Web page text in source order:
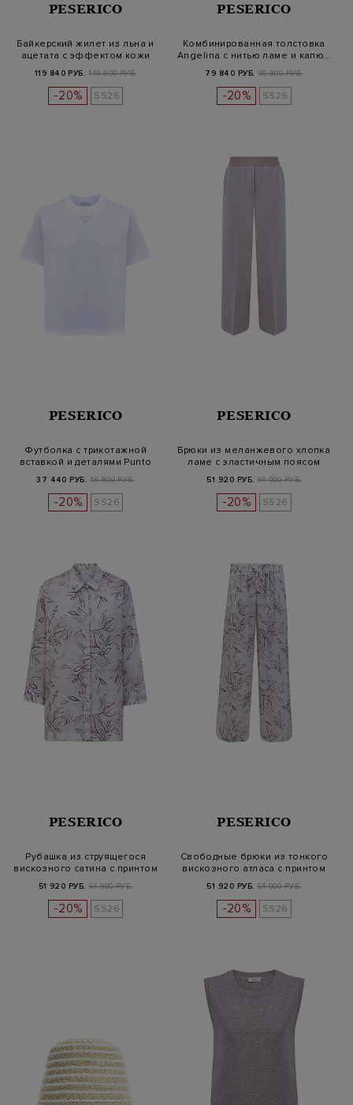
PESERICO
Байкерский жилет из льна и
ацетата с эффектом кожи
119 840 РУБ. 149 800 РУБ.
-20% SS26
PESERICO
Комбинированная толстовка
Angelina с нитью ламе и капю…
79 840 РУБ. 99 800 РУБ.
-20% SS26
PESERICO
Футболка с трикотажной
вставкой и деталями Punto
37 440 РУБ. 46 800 РУБ.
-20% SS26
PESERICO
Брюки из меланжевого хлопка
ламе с эластичным поясом
51 920 РУБ. 64 900 РУБ.
-20% SS26
PESERICO
Рубашка из струящегося
вискозного сатина с принтом
51 920 РУБ. 64 900 РУБ.
-20% SS26
PESERICO
Свободные брюки из тонкого
вискозного атласа с принтом
51 920 РУБ. 64 900 РУБ.
-20% SS26